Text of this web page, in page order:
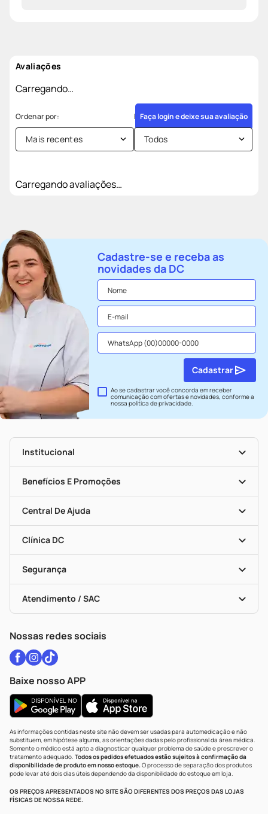
Avaliações
Carregando…
Faça login e deixe sua avaliação
Mais recentes Todos
Carregando avaliações…
Cadastre-se e receba as
novidades da DC
Ao se cadastrar você concorda em receber
comunicação com ofertas e novidades, conforme a
nossapolítica de privacidade.
Cadastrar
Institucional
História
Nossas Lojas
Seja Uma Loja Parceira
Mapa De Categorias
Benefícios E Promoções
Clube DC
Convênios
Programa Popular Do Brasil
Encarte De Ofertas
Dermaclub
Cupons E Ofertas
Black Friday
Central De Ajuda
Entrega
Recompra Programada
Alomed
Formas De Pagamento
Troca E Devolução
Bulas De A A Z
Políticas De Marketplace
Clínica DC
Vacinas
Serviços Farmacêuticos
Testes Rápidos
Autoteste Covid-19
Vacinas
Segurança
Certificado De Segurança
Portal Da Privacidade
Atendimento / SAC
WhatsApp (47) 9202-1687
Nossas redes sociais
Baixe nosso APP
As informações contidas neste site não devem ser usadas para automedicação e não
substituem, em hipótese alguma, as orientações dadas pelo profissional da área médica.
Somente o médico está apto a diagnosticar qualquer problema de saúde e prescrever o
tratamento adequado. Todos os pedidos efetuados estão sujeitos à confirmação da
disponibilidade de produto em nosso estoque.O processo de separação dos produtos
pode levar até dois dias úteis dependendo da disponibilidade do estoque em loja.
OS PREÇOS APRESENTADOS NO SITE SÃO DIFERENTES DOS PREÇOS DAS LOJAS
FÍSICAS DE NOSSA REDE.